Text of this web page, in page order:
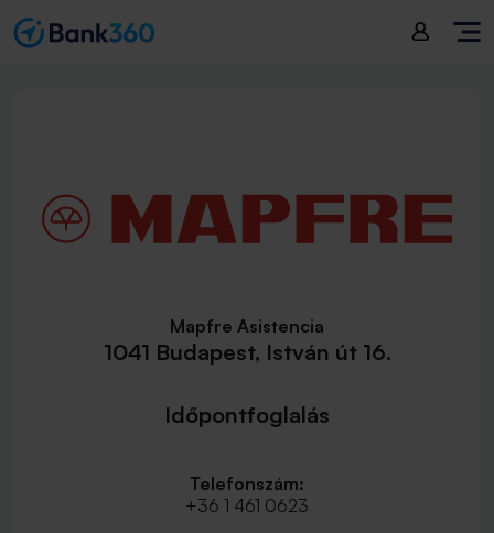
Mapfre Asistencia
1041 Budapest, István út 16.
Időpontfoglalás
Telefonszám:
+36 1 461 0623